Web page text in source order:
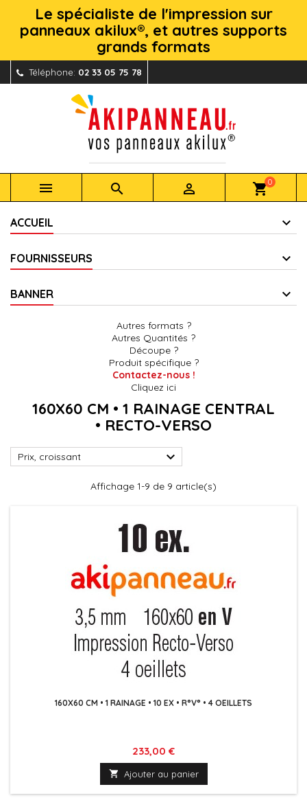
Le spécialiste de l'impression sur
panneaux akilux®, et autres supports
grands formats
Téléphone: 02 33 05 75 78
   shopping_cart0
ACCUEIL
FOURNISSEURS
BANNER
Autres formats ?
Autres Quantités ?
Découpe ?
Produit spécifique ?
Contactez-nous !
Cliquez ici
160X60 CM • 1 RAINAGE CENTRAL
• RECTO-VERSO
Prix, croissant 
Affichage 1-9 de 9 article(s)
160X60 CM • 1 RAINAGE • 10 EX • R°V° • 4 OEILLETS
Prix
233,00 €
 Ajouter au panier